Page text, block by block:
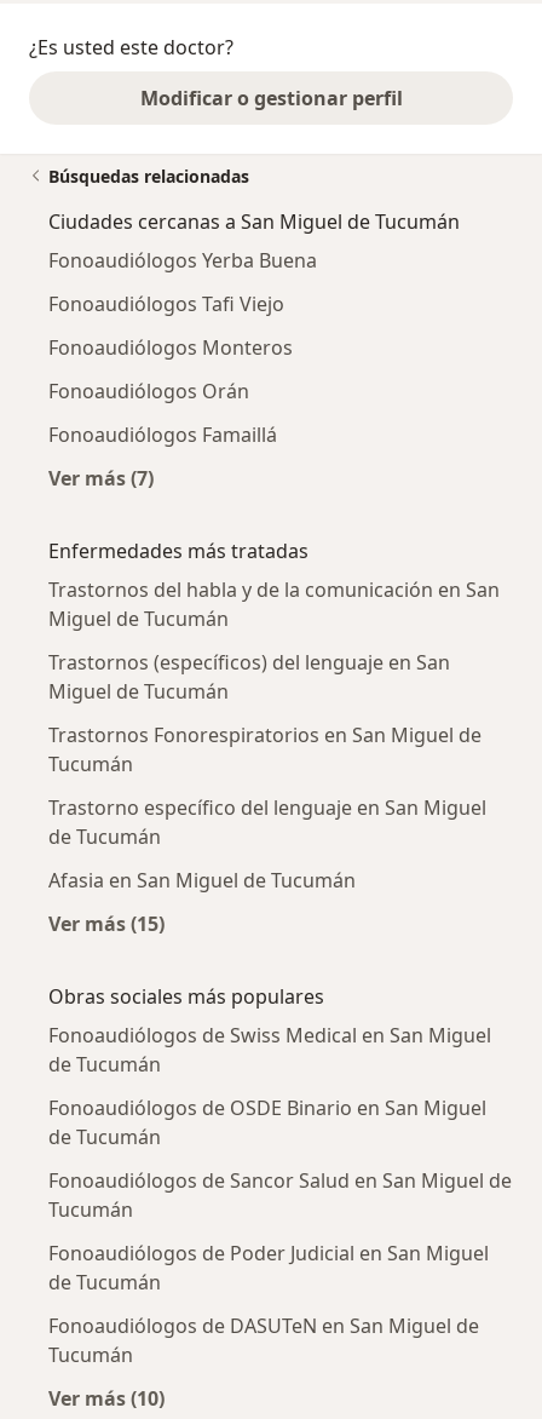
¿Es usted este doctor?
Modificar o gestionar perfil
Búsquedas relacionadas
Ciudades cercanas a San Miguel de Tucumán
Fonoaudiólogos Yerba Buena
Fonoaudiólogos Tafi Viejo
Fonoaudiólogos Monteros
Fonoaudiólogos Orán
Fonoaudiólogos Famaillá
Ver más (7)
Enfermedades más tratadas
Trastornos del habla y de la comunicación en San
Miguel de Tucumán
Trastornos (específicos) del lenguaje en San
Miguel de Tucumán
Trastornos Fonorespiratorios en San Miguel de
Tucumán
Trastorno específico del lenguaje en San Miguel
de Tucumán
Afasia en San Miguel de Tucumán
Ver más (15)
Obras sociales más populares
Fonoaudiólogos de Swiss Medical en San Miguel
de Tucumán
Fonoaudiólogos de OSDE Binario en San Miguel
de Tucumán
Fonoaudiólogos de Sancor Salud en San Miguel de
Tucumán
Fonoaudiólogos de Poder Judicial en San Miguel
de Tucumán
Fonoaudiólogos de DASUTeN en San Miguel de
Tucumán
Ver más (10)